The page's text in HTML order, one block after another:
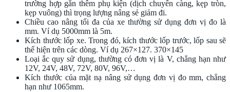
trường hợp gắn thêm phụ kiện (dịch chuyển càng, kẹp tròn,
kẹp vuông) thì trọng lượng nâng sẻ giảm đi.
Chiều cao nâng tối đa của xe thường sử dụng đơn vị đo là
mm. Ví dụ 5000mm là 5m.
Kích thước lốp xe. Trong đó, kích thước lốp trước, lốp sau sẽ
thể hiện trên các dòng. Ví dụ 267×127. 370×145
Loại ắc quy sử dụng, thường có đơn vị là V, chẳng hạn như
12V, 24V, 48V, 72V, 80V, 96V,…
Kích thước của mặt nạ nâng sử dụng đơn vị đo mm, chẳng
hạn như 1065mm.